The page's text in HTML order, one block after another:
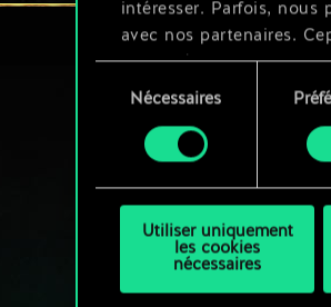
intéresser. Parfois, nous
avec nos partenaires.
appliqués qu'avec votre
et modifier vos
consentement
Nécessaires
Utiliser uniquement
les cookies
nécessaires